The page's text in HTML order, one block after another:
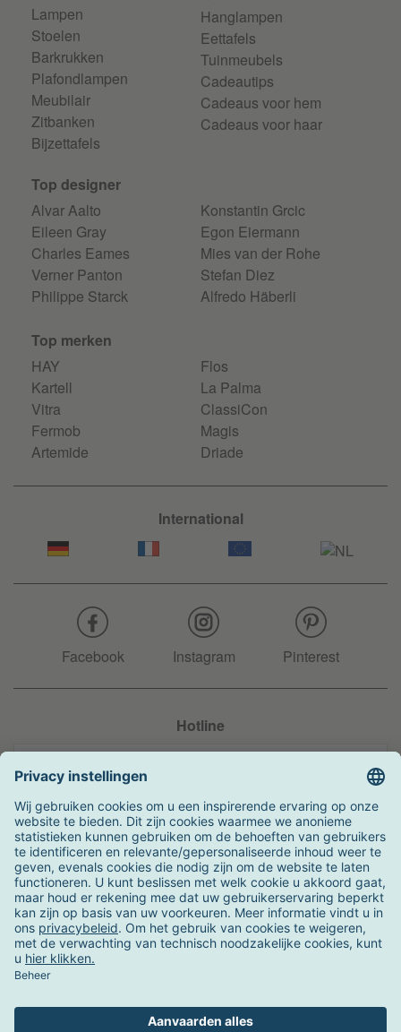
Lampen
Stoelen
Barkrukken
Plafondlampen
Meubilair
Zitbanken
Bijzettafels
Hanglampen
Eettafels
Tuinmeubels
Cadeautips
Cadeaus voor hem
Cadeaus voor haar
Top designer
Alvar Aalto
Eileen Gray
Charles Eames
Verner Panton
Philippe Starck
Konstantin Grcic
Egon Eiermann
Mies van der Rohe
Stefan Diez
Alfredo Häberli
Top merken
HAY
Kartell
Vitra
Fermob
Artemide
Flos
La Palma
ClassiCon
Magis
Driade
International
Facebook Instagram Pinterest
Hotline
Zo kunt u betalen
Verzending